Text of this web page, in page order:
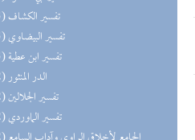
(23) تفسير الكشاف
(23) تفسير البيضاوي
(23) تفسير ابن عطية
(22) الدر المنثور
(22) تفسير الجلالين
(22) تفسير الماوردي